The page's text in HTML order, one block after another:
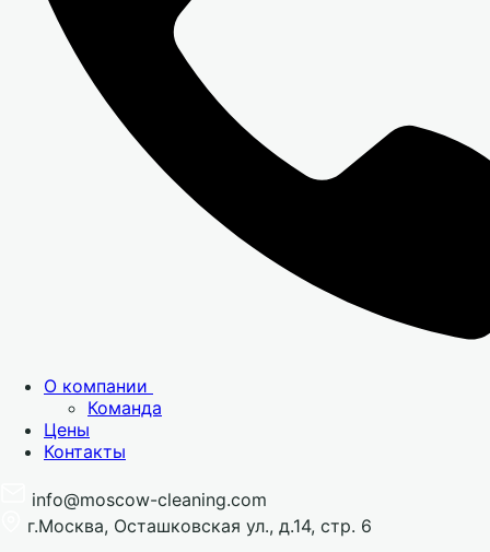
О компании
Команда
Цены
Контакты
info@moscow-cleaning.com
г.Москва, Осташковская ул., д.14, стр. 6